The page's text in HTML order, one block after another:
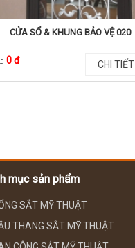
CỬA SỔ & KHUNG BẢO VỆ 020
0 đ CHI TIẾT
mục sản phẩm
SẮT MỸ THUẬT
THANG SẮT MỸ THUẬT